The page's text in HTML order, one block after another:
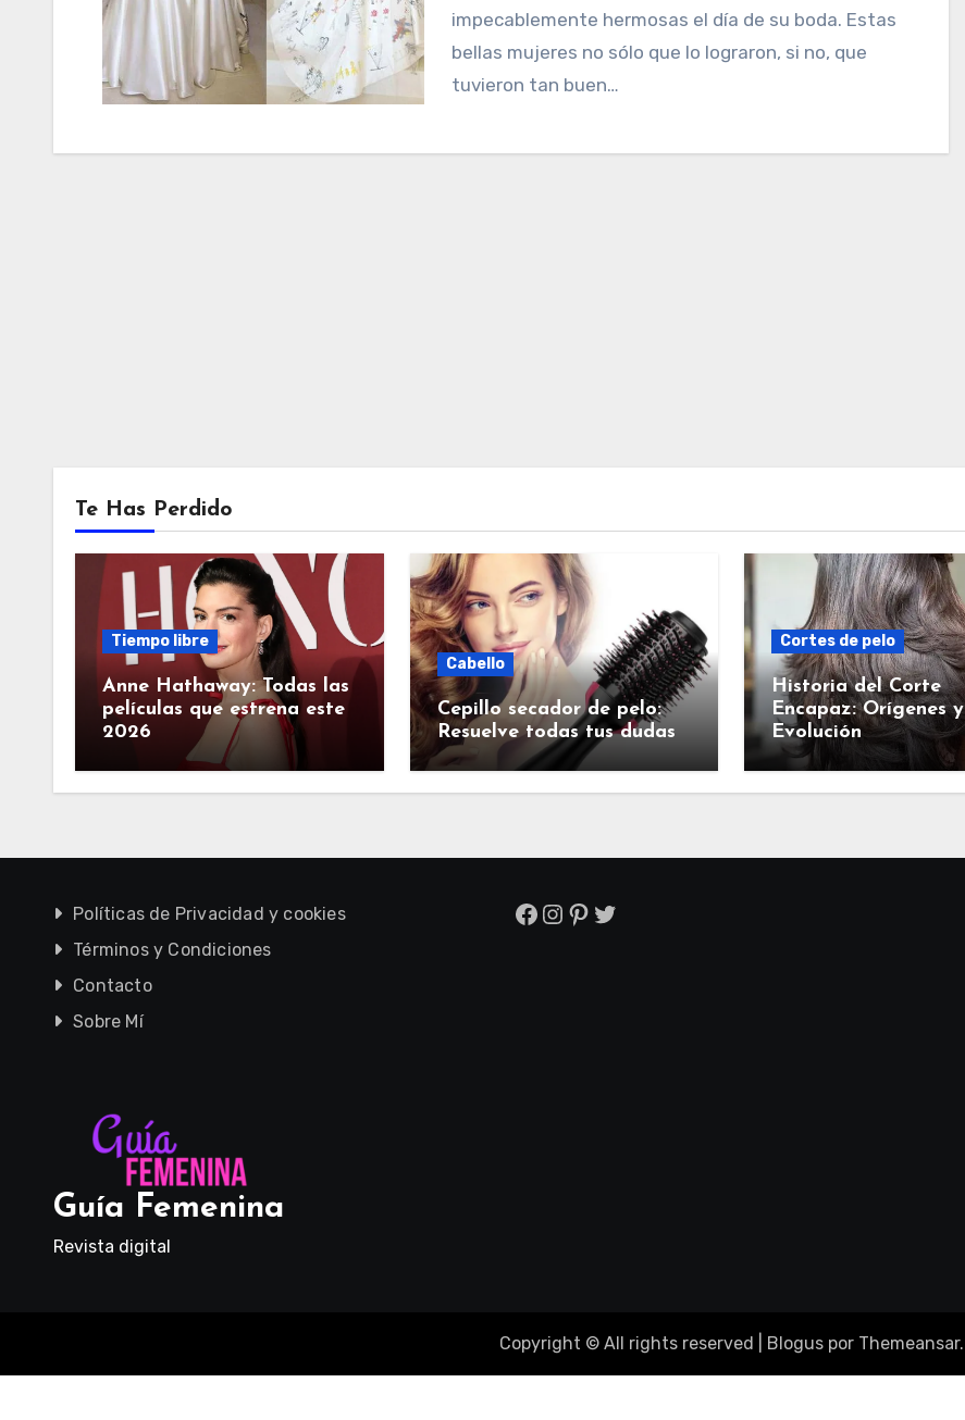
impecablemente hermosas el día de su boda. Estas
bellas mujeres no sólo que lo lograron, si no, que
tuvieron tan buen…
Te Has Perdido
Tiempo libre
Anne Hathaway: Todas las
películas que estrena este
2026
Cabello
Cepillo secador de pelo:
Resuelve todas tus dudas
Cortes de pelo
Historia del Corte
Encapaz: Orígenes y
Evolución
Políticas de Privacidad y cookies
Términos y Condiciones
Contacto
Sobre Mí
Facebook
Instagram
Pinterest
Twitter
Guía Femenina
Revista digital
Copyright © All rights reserved Bloguspor Themeansar.